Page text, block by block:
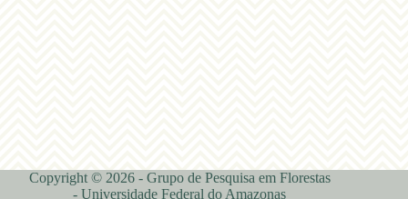
Copyright © 2026 - Grupo de Pesquisa em Florestas
- Universidade Federal do Amazonas